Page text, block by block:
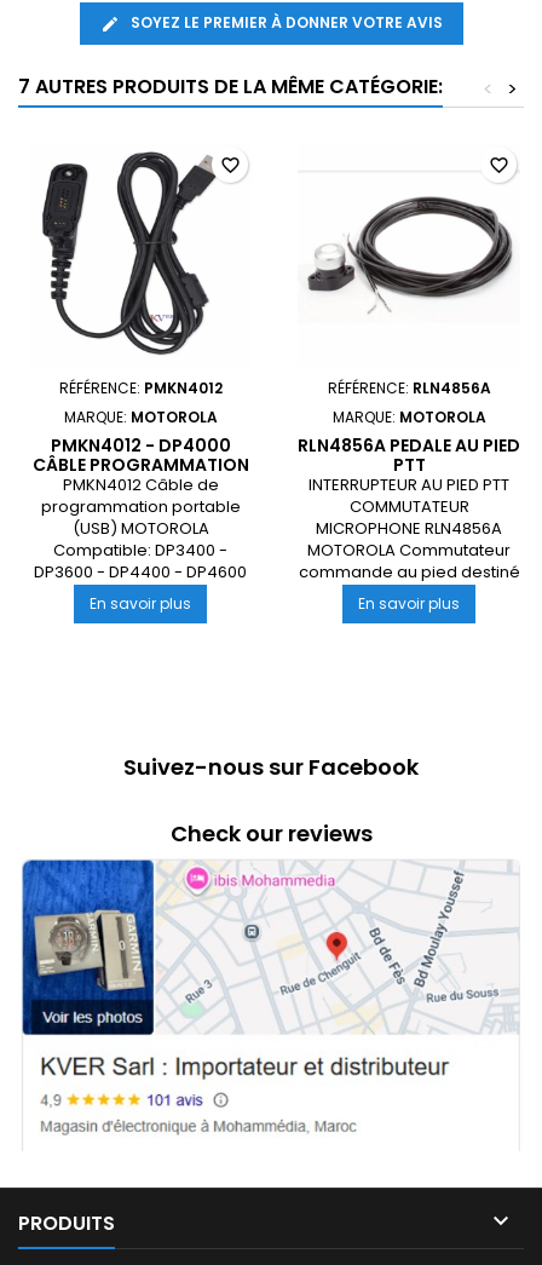
SOYEZ LE PREMIER À DONNER VOTRE AVIS
7 AUTRES PRODUITS DE LA MÊME CATÉGORIE: >
<
RÉFÉRENCE: PMKN4012
MARQUE: MOTOROLA
PMKN4012 - DP4000
CÂBLE PROGRAMMATION
PMKN4012 Câble de
programmation portable
(USB) MOTOROLA
Compatible: DP3400 -
DP3600 - DP4400 - DP4600
- DP4800 - DP4401 ATEX -
DP4801 ATEX - DP4000
En savoir plus PMKN4012 - DP4000 Câble programmation
favorite_border
RÉFÉRENCE: RLN4856A
MARQUE: MOTOROLA
RLN4856A PEDALE AU PIED
PTT
INTERRUPTEUR AU PIED PTT
COMMUTATEUR
MICROPHONE RLN4856A
MOTOROLA Commutateur
commande au pied destiné
à être utilisé avec un
microphone Montage sur le
Solutions.
En savoir plus
favorite_border
Suivez-nous sur Facebook
Check our reviews
PRODUITS 